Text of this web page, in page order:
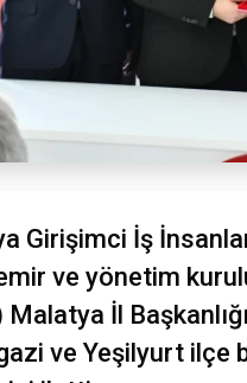
Girişimci İş
ve yönetim
İl
ve Yeşilyurt ilçe